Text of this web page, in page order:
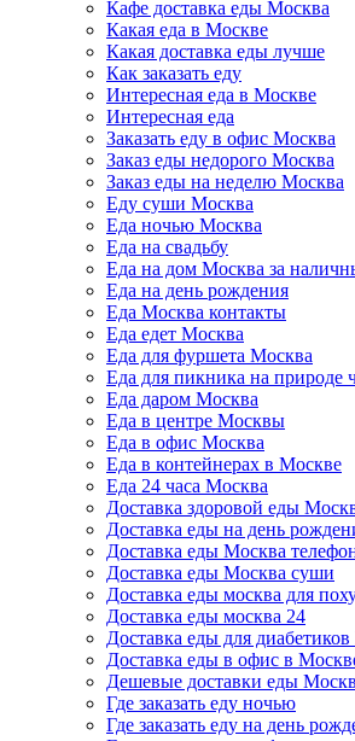
Кафе доставка еды Москва
Какая еда в Москве
Какая доставка еды лучше
Как заказать еду
Интересная еда в Москве
Интересная еда
Заказать еду в офис Москва
Заказ еды недорого Москва
Заказ еды на неделю Москва
Еду суши Москва
Еда ночью Москва
Еда на свадьбу
Еда на дом Москва за
Еда на день рождения
Еда Москва контакты
Еда едет Москва
Еда для фуршета Москва
Еда для пикника на природе
Еда даром Москва
Еда в центре Москвы
Еда в офис Москва
Еда в контейнерах в Москве
Еда 24 часа Москва
Доставка здоровой еды
Доставка еды на день
Доставка еды Москва
Доставка еды Москва суши
Доставка еды москва для
Доставка еды москва 24
Доставка еды для
Доставка еды в офис в
Дешевые доставки еды
Где заказать еду ночью
Где заказать еду на день